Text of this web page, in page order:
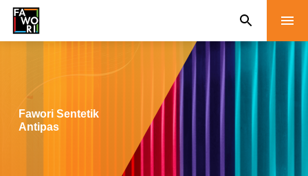
Fawori Sentetik
Antipas